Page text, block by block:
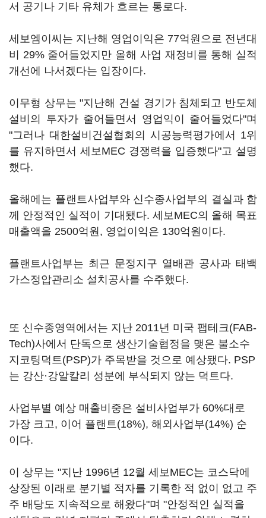
서 공기나 기타 유체가 흐르는 통로다.
세보엠이씨는 지난해 영업이익은 77억원으로 전년대
비 29% 줄어들었지만 올해 사업 재정비를 통해 실적
개선에 나서겠다는 입장이다.
이무형 상무는 "지난해 건설 경기가 침체되고 반도체
설비의 투자가 줄어들면서 영업익이 줄어들었다"며
"그러나 대한설비건설협회의 시공능력평가에서 1위
를 유지하면서 세보MEC 경쟁력을 입증했다"고 설명
했다.
올해에는 플랜트사업부와 신수종사업부의 결실과 함
께 안정적인 실적이 기대됐다. 세보MEC의 올해 목표
매출액을 2500억원, 영업이익은 130억원이다.
플랜트사업부는 최근 문정지구 열배관 공사과 태백
가스정압관리소 설치공사를 수주했다.
또 신수종영역에서는 지난 2011년 미국 팹테크(FAB-
Tech)사에서 단독으로 생산기술협정을 맺은 불소수
지코팅덕트(PSP)가 주목받을 것으로 예상됐다. PSP
는 강산·강알칼리 성분에 부식되지 않는 덕트다.
사업부별 예상 매출비중은 설비사업부가 60%대로
가장 크고, 이어 플랜트(18%), 해외사업부(14%) 순
이다.
이 상무는 "지난 1996년 12월 세보MEC는 코스닥에
상장된 이래로 분기별 적자를 기록한 적 없이 없고 주
주 배당도 지속적으로 해왔다"며 "안정적인 실적을